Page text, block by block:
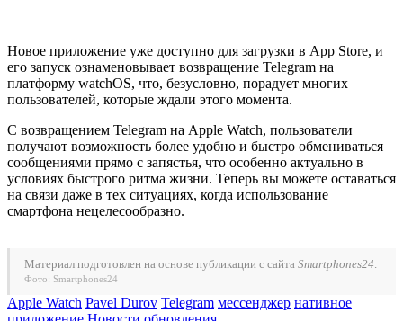
Новое приложение уже доступно для загрузки в App Store, и
его запуск ознаменовывает возвращение Telegram на
платформу watchOS, что, безусловно, порадует многих
пользователей, которые ждали этого момента.
С возвращением Telegram на Apple Watch, пользователи
получают возможность более удобно и быстро обмениваться
сообщениями прямо с запястья, что особенно актуально в
условиях быстрого ритма жизни. Теперь вы можете оставаться
на связи даже в тех ситуациях, когда использование
смартфона нецелесообразно.
Материал подготовлен на основе публикации с сайта Smartphones24.
Фото: Smartphones24
Apple Watch Pavel Durov Telegram мессенджер нативное